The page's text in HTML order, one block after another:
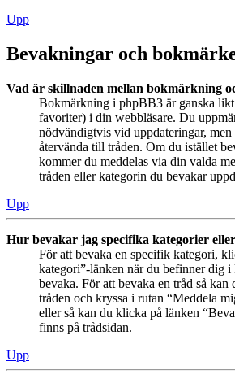
Upp
Bevakningar och
Vad är skillnaden mellan bokmärkning
Bokmärkning i phpBB3 är ganska
favoriter) i din webbläsare. Du
nödvändigtvis vid uppdateringar, men
återvända till tråden. Om du istället
kommer du meddelas via din valda
tråden eller kategorin du bevakar
Upp
Hur bevakar jag specifika kategorier
För att bevaka en specifik kategori,
kategori”-länken när du befinner dig
bevaka. För att bevaka en tråd så kan
tråden och kryssa i rutan “Meddela
eller så kan du klicka på länken
finns på trådsidan.
Upp